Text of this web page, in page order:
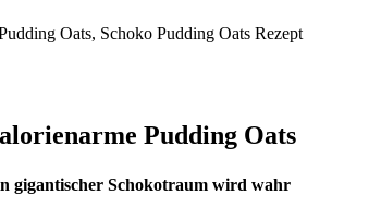
Pudding Oats
gigantischer Schokotraum wird wahr